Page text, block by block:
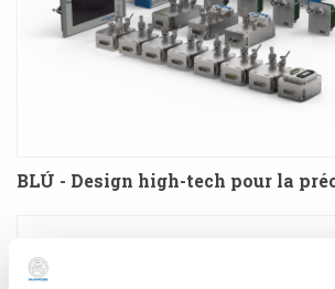
BLÚ - Design high-tech pour la